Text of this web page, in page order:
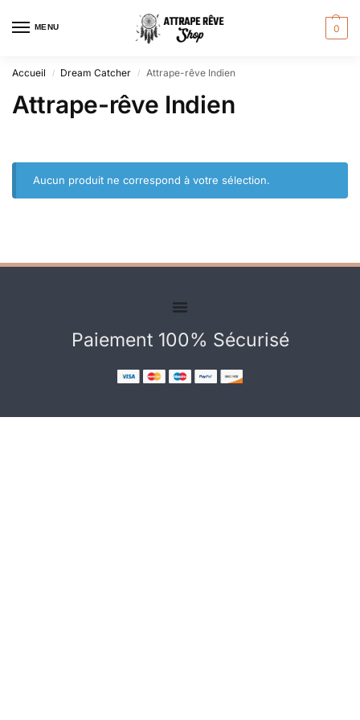
MENU 0
Accueil / Dream Catcher / Attrape-rêve Indien
Attrape-rêve Indien
Aucun produit ne correspond à votre sélection.
Paiement 100% Sécurisé